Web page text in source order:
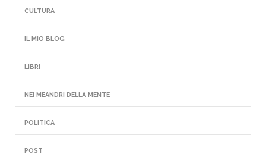
CULTURA
IL MIO BLOG
LIBRI
NEI MEANDRI DELLA MENTE
POLITICA
POST